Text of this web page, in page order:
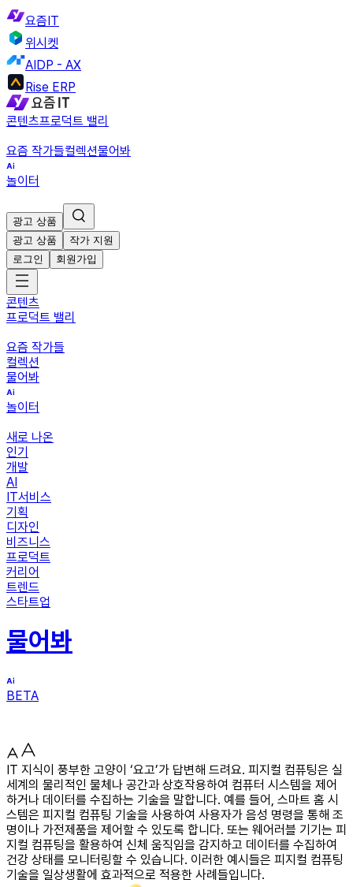
요즘IT
위시켓
AIDP - AX
Rise ERP
콘텐츠프로덕트 밸리
요즘 작가들컬렉션물어봐
놀이터
광고 상품
광고 상품
작가 지원
로그인
회원가입
콘텐츠
프로덕트 밸리
요즘 작가들
컬렉션
물어봐
놀이터
새로 나온
인기
개발
AI
IT서비스
기획
디자인
비즈니스
프로덕트
커리어
트렌드
스타트업
물어봐
BETA
IT 지식이 풍부한 고양이 ‘요고’가 답변해 드려요. 피지컬 컴퓨팅은 실
세계의 물리적인 물체나 공간과 상호작용하여 컴퓨터 시스템을 제어
하거나 데이터를 수집하는 기술을 말합니다. 예를 들어, 스마트 홈 시
스템은 피지컬 컴퓨팅 기술을 사용하여 사용자가 음성 명령을 통해 조
명이나 가전제품을 제어할 수 있도록 합니다. 또는 웨어러블 기기는 피
지컬 컴퓨팅을 활용하여 신체 움직임을 감지하고 데이터를 수집하여
건강 상태를 모니터링할 수 있습니다. 이러한 예시들은 피지컬 컴퓨팅
기술을 일상생활에 효과적으로 적용한 사례들입니다.